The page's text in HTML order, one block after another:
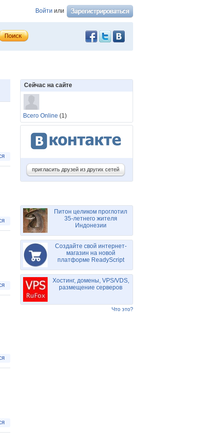
Войти или
Сейчас на сайте
Всего Online (1)
пригласить друзей из других сетей
Питон целиком проглотил
35-летнего жителя
Индонезии
Создайте свой интернет-
магазин на новой
платформе ReadyScript
Хостинг, домены, VPS/VDS,
размещение серверов
Что это?